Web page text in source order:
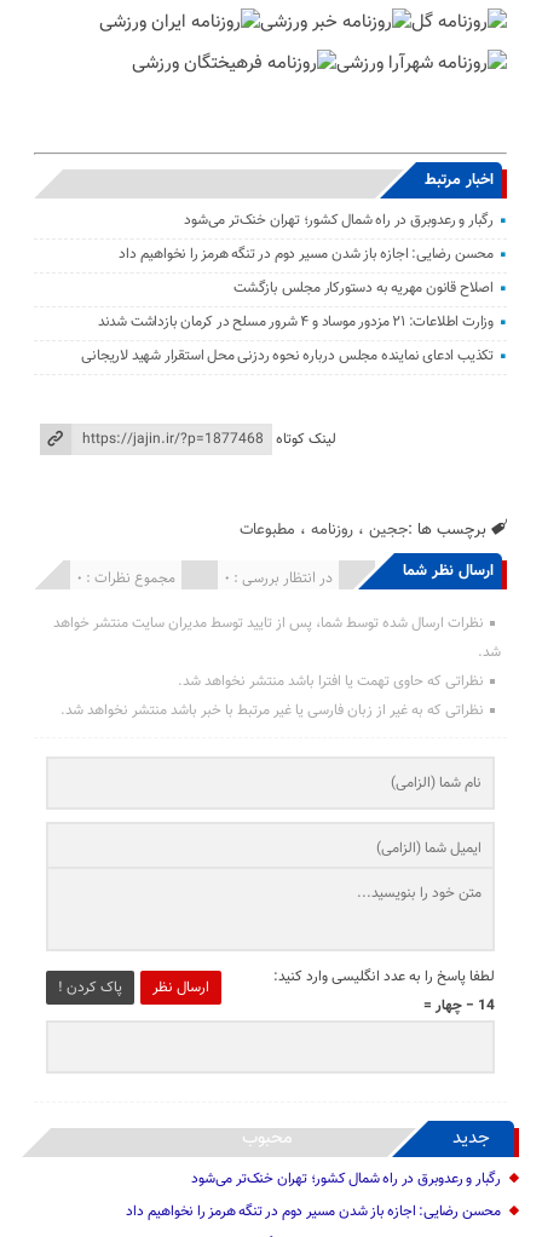
اخبار مرتبط
رگبار و رعدوبرق در راه شمال کشور؛ تهران خنک‌تر می‌شود
محسن رضایی: اجازه باز شدن مسیر دوم در تنگه هرمز را نخواهیم داد
اصلاح قانون مهریه به دستورکار مجلس بازگشت
وزارت اطلاعات: ۲۱ مزدور موساد و ۴ شرور مسلح در کرمان بازداشت شدند
تکذیب ادعای نماینده مجلس درباره نحوه ردزنی محل استقرار شهید لاریجانی
لینک کوتاه
برچسب ها :ججین ،روزنامه ، مطبوعات
ارسال نظر شما مجموع نظرات : 0 در انتظار بررسی : 0 انتشار یافته : 0
نظرات ارسال شده توسط شما، پس از تایید توسط مدیران سایت منتشر خواهد
شد.
نظراتی که حاوی تهمت یا افترا باشد منتشر نخواهد شد.
نظراتی که به غیر از زبان فارسی یا غیر مرتبط با خبر باشد منتشر نخواهد شد.
ارسال نظر پاک کردن !
لطفا پاسخ را به عدد انگلیسی وارد کنید:
14 − چهار =
جدید محبوب
رگبار و رعدوبرق در راه شمال کشور؛ تهران خنک‌تر می‌شود
محسن رضایی: اجازه باز شدن مسیر دوم در تنگه هرمز را نخواهیم داد